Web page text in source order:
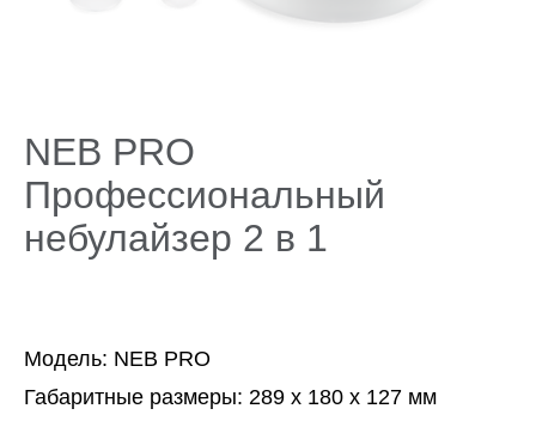
NEB PRO
Профессиональный
небулайзер 2 в 1
Модель: ​NEB PRO
Габаритные размеры: 289 х 180 х 127 мм